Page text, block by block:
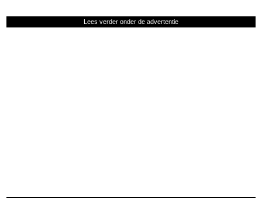
Lees verder onder de advertentie